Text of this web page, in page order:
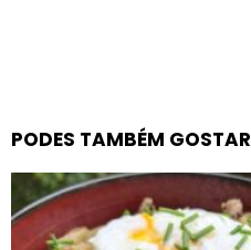
PODES TAMBÉM GOSTAR